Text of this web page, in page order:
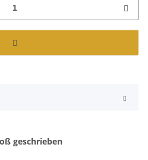
geschrieben